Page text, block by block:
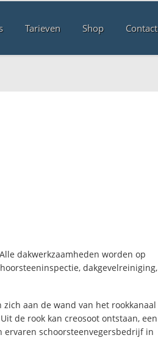
Tarieven Shop Contact
dakwerkzaamheden worden op
dakgevelreiniging,
aan de wand van het rookkanaal
de rook kan creosoot ontstaan, een
ervaren schoorsteenvegersbedrijf in